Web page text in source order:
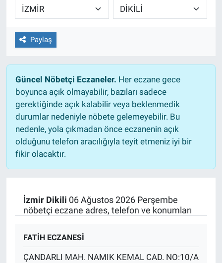
Paylaş
Güncel Nöbetçi Eczaneler. Her eczane gece
boyunca açık olmayabilir, bazıları sadece
gerektiğinde açık kalabilir veya beklenmedik
durumlar nedeniyle nöbete gelemeyebilir. Bu
nedenle, yola çıkmadan önce eczanenin açık
olduğunu telefon aracılığıyla teyit etmeniz iyi bir
fikir olacaktır.
İzmir Dikili 06 Ağustos 2026 Perşembe
nöbetçi eczane adres, telefon ve konumları
FATİH ECZANESİ
ÇANDARLI MAH. NAMIK KEMAL CAD. NO:10/A
EĞİTİM
ÖZEL HABER
SAĞLIK
SPOR
TEKNOLOJİ